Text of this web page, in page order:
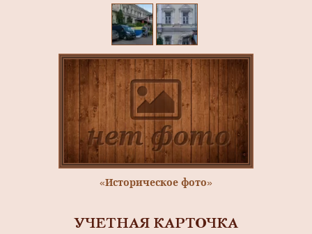
«Историческое фото»
УЧЕТНАЯ КАРТОЧКА